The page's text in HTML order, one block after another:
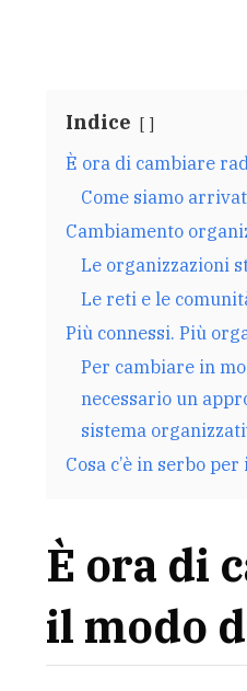
Indice
È ora di cambiare
Come siamo
Cambiamento
Le organizzazioni
Le reti e le
Più connessi. Più
Per cambiare in
necessario un
sistema
Cosa c’è in serbo
È ora di
il modo